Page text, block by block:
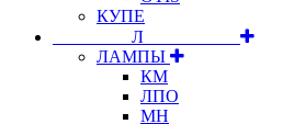
КУПЕ
⠀⠀⠀⠀⠀⠀Л⠀⠀⠀⠀⠀⠀⠀
ЛАМПЫ
КМ
ЛПО
МН